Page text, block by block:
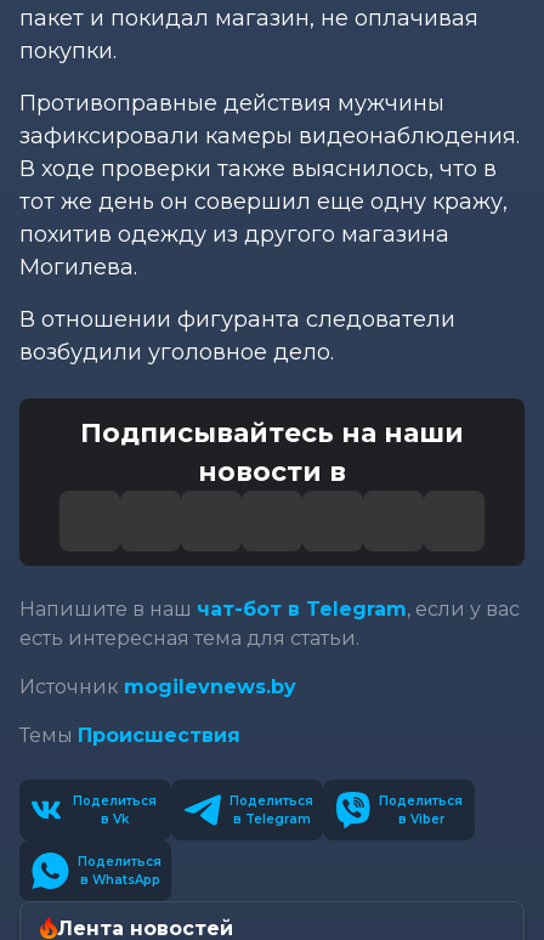
пакет и покидал магазин, не оплачивая
покупки.
Противоправные действия мужчины
зафиксировали камеры видеонаблюдения.
В ходе проверки также выяснилось, что в
тот же день он совершил еще одну кражу,
похитив одежду из другого магазина
Могилева.
В отношении фигуранта следователи
возбудили уголовное дело.
Подписывайтесь на наши
новости в
Напишите в наш чат-бот в Telegram, если у вас
есть интересная тема для статьи.
Источник mogilevnews.by
Темы Происшествия
Поделиться
в Vk
Поделиться
в Telegram
Поделиться
в Viber
Поделиться
в WhatsApp
Лента новостей